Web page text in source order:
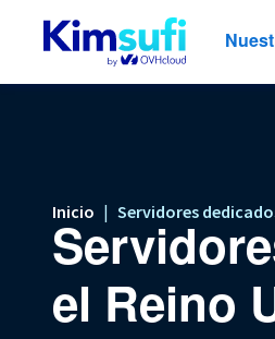
Inicio | Servidores
el Reino